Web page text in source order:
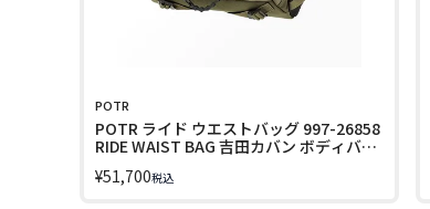
POTR
POTR ライド ウエストバッグ 997-26858
RIDE WAIST BAG 吉田カバン ボディバッ
¥51,700税込